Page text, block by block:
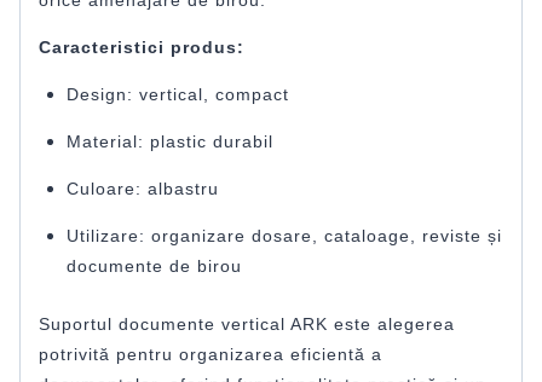
Caracteristici produs:
Design: vertical, compact
Material: plastic durabil
Culoare: albastru
Utilizare: organizare dosare, cataloage, reviste și
documente de birou
Suportul documente vertical ARK este alegerea
potrivită pentru organizarea eficientă a